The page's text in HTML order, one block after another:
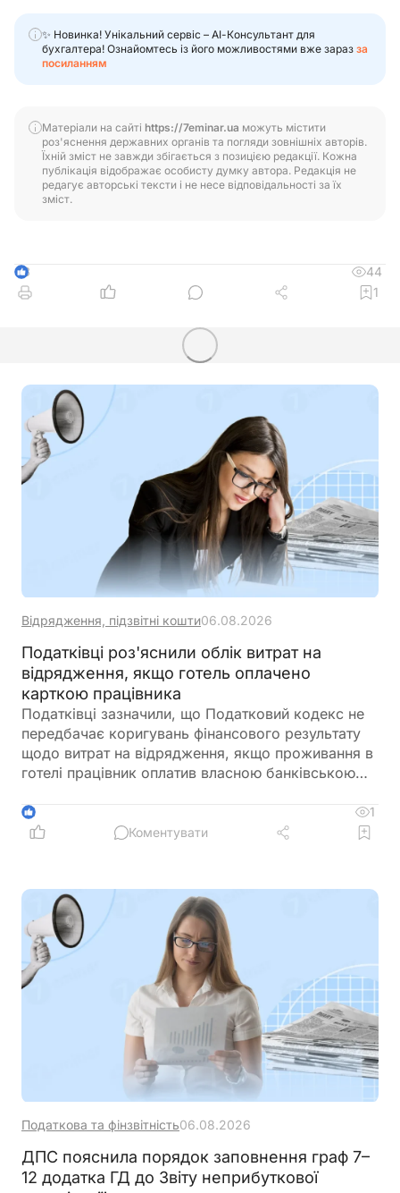
✨ Новинка! Унікальний сервіс – АІ-Консультант для
бухгалтера! Ознайомтесь із його можливостями вже зараз за
посиланням
Матеріали на сайті https://7eminar.ua можуть містити
роз'яснення державних органів та погляди зовнішніх авторів.
Їхній зміст не завжди збігається з позицією редакції. Кожна
публікація відображає особисту думку автора. Редакція не
редагує авторські тексти і не несе відповідальності за їх
зміст.
3
44
1
Відрядження, підзвітні кошти06.08.2026
Податківці роз'яснили облік витрат на
відрядження, якщо готель оплачено
карткою працівника
Податківці зазначили, що Податковий кодекс не
передбачає коригувань фінансового результату
щодо витрат на відрядження, якщо проживання в
готелі працівник оплатив власною банківською
обліку та документального підтвердження таких
витрат належить до компетенції Мінфіну
1
1
Коментувати
Податкова та фінзвітність06.08.2026
ДПС пояснила порядок заповнення граф 7–
12 додатка ГД до Звіту неприбуткової